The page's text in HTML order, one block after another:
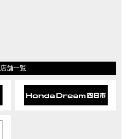
店舗一覧